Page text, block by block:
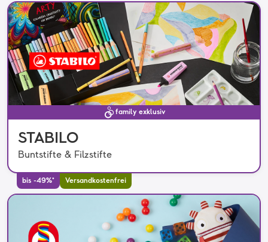
family exklusiv
STABILO
Buntstifte & Filzstifte
bis -49%* Versandkostenfrei